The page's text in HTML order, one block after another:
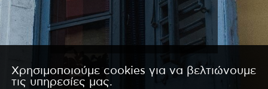
Χρησιμοποιούμε cookies για να βελτιώνουμε
τις υπηρεσίες μας.